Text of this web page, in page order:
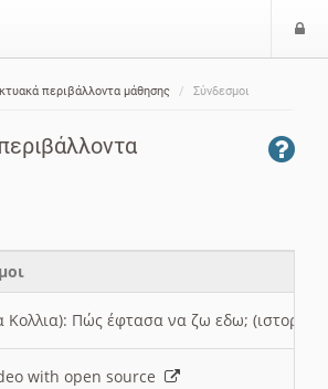
περιβάλλοντα μάθησης Σύνδεσμοι
Πώς έφτασα να ζω εδω; (ιστορια)
with open source